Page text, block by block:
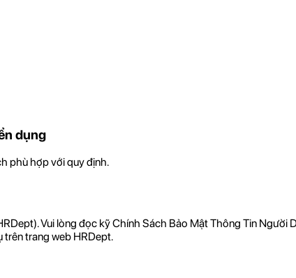
dụng
phù hợp với quy định.
Vui lòng đọc kỹ Chính Sách Bảo Mật Thông Tin Người
trên trang web HRDept.